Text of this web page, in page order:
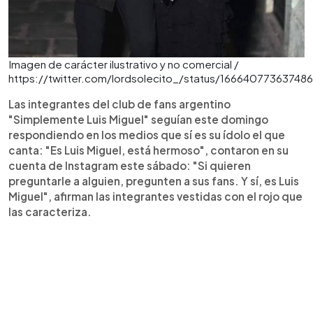
Imagen de carácter ilustrativo y no comercial /
https://twitter.com/lordsolecito_/status/
Las integrantes del club de fans argentino
"Simplemente Luis Miguel" seguían este domingo
respondiendo en los medios que sí es su ídolo el que
canta: "Es Luis Miguel, está hermoso", contaron en su
cuenta de Instagram este sábado: "Si quieren
preguntarle a alguien, pregunten a sus fans. Y sí, es Luis
Miguel", afirman las integrantes vestidas con el rojo que
las caracteriza.